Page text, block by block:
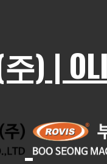
) |